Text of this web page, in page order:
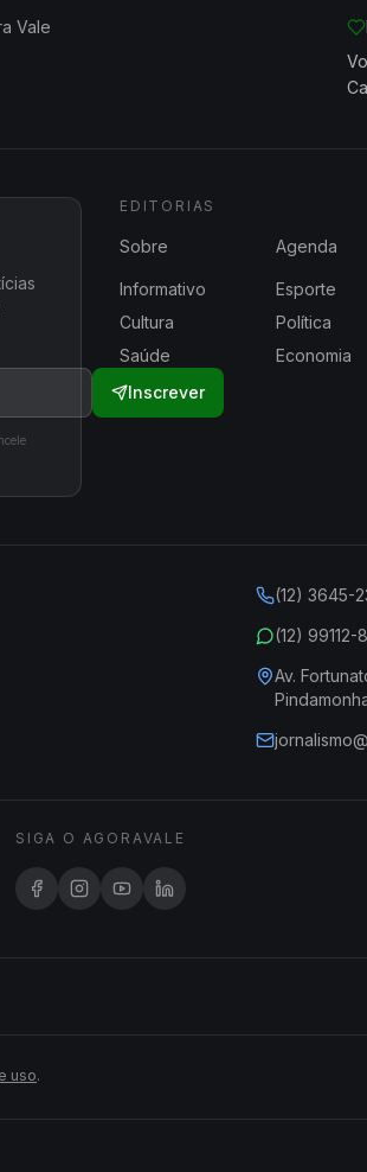
Vale
Inscrever
EDITORIAS
Sobre Agenda
Informativo
Esporte
Cultura
Política
Saúde
Economia
(12) 3645-
(12) 99112-
Av.
SIGA O AGORAVALE
uso.